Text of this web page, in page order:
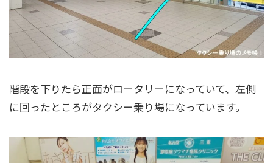
階段を下りたら正面がロータリーになっていて、左側
に回ったところがタクシー乗り場になっています。